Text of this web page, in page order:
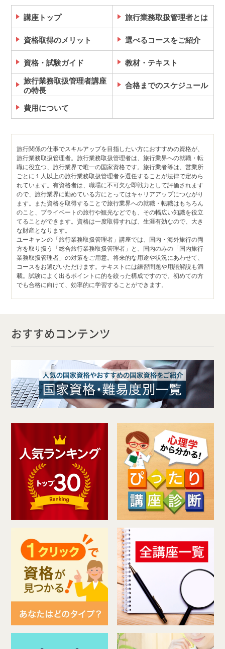
講座トップ 旅行業務取扱管理者とは
資格取得のメリット 選べるコースをご紹介
資格・試験ガイド 教材・テキスト
旅行業務取扱管理者講座
の特長
合格までのスケジュール
費用について
旅行関係の仕事でスキルアップを目指したい方におすすめの資格が、
旅行業務取扱管理者。旅行業務取扱管理者は、旅行業界への就職・転
職に役立つ、旅行業界で唯一の国家資格です。旅行業者等は、営業所
ごとに１人以上の旅行業務取扱管理者を選任することが法律で定めら
れています。有資格者は、職場に不可欠な即戦力として評価されます
ので、旅行業界に勤めている方にとってはキャリアアップにつながり
ます。また資格を取得することで旅行業界への就職・転職はもちろん
のこと、プライベートの旅行や観光などでも、その幅広い知識を役立
てることができます。資格は一度取得すれば、生涯有効なので、大き
な財産となります。
ユーキャンの「旅行業務取扱管理者」講座では、国内・海外旅行の両
方を取り扱う「総合旅行業務取扱管理者」と、国内のみの「国内旅行
業務取扱管理者」の対策をご用意。将来的な用途や状況にあわせて、
コースをお選びいただけます。テキストには練習問題や用語解説も満
載。試験によく出るポイントに的を絞った構成ですので、初めての方
でも合格に向けて、効率的に学習することができます。
おすすめコンテンツ